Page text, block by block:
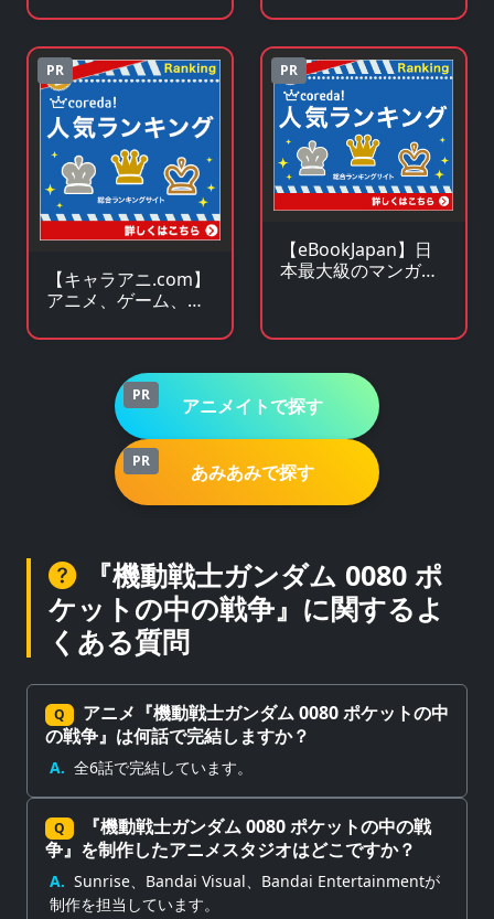
ッズの通販サイト
PR
【キャラアニ.com】
アニメ、ゲーム、ア
ズの総合オンライン
PR
【eBookJapan】日
本最大級のマンガ
PR アニメイトで探す
PR あみあみで探す
『機動戦士ガンダム 0080 ポ
ケットの中の戦争』に関するよ
くある質問
Q
アニメ『機動戦士ガンダム 0080 ポケットの中
の戦争』は何話で完結しますか？
A. 全6話で完結しています。
Q
『機動戦士ガンダム 0080 ポケットの中の戦
争』を制作したアニメスタジオはどこですか？
A. Sunrise、Bandai Visual、Bandai Entertainmentが
制作を担当しています。